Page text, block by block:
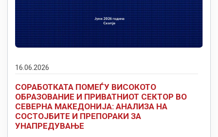
16.06.2026
СОРАБОТКАТА ПОМЕЃУ ВИСОКОТО
ОБРАЗОВАНИЕ И ПРИВАТНИОТ СЕКТОР ВО
СЕВЕРНА МАКЕДОНИЈА: АНАЛИЗА НА
СОСТОЈБИТЕ И ПРЕПОРАКИ ЗА
УНАПРЕДУВАЊЕ